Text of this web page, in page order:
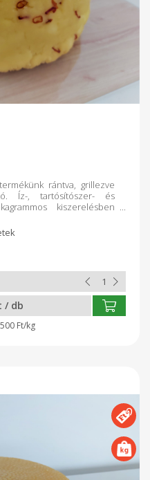
rántva, grillezve
Íz-, tartósítószer- és
kiszerelésben
ecet, só, szárított
/ db
Ft/kg